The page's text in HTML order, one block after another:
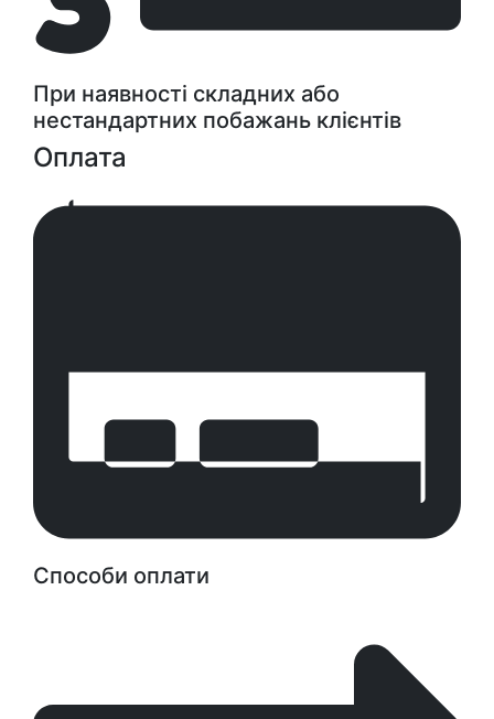
При наявності складних або
нестандартних побажань клієнтів
Оплата
Способи оплати